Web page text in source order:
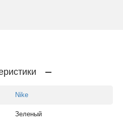
Nike
Зеленый